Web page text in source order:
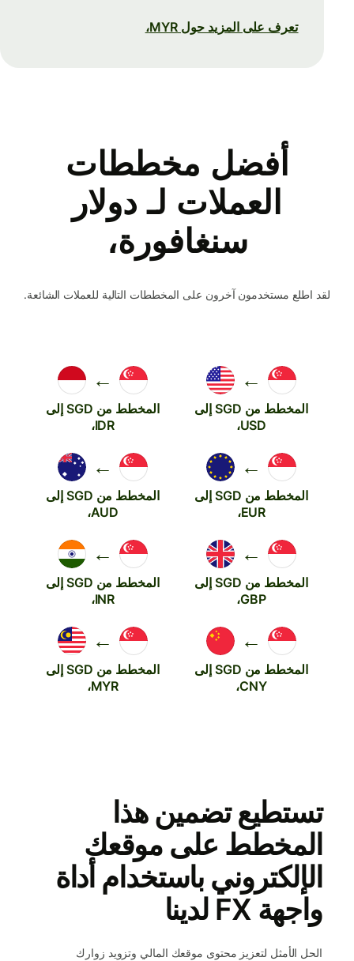
تعرف على المزيد حول MYR،
أفضل مخططات
العملات لـ دولار
سنغافورة،
لقد اطلع مستخدمون آخرون على المخططات التالية للعملات الشائعة.
←
المخطط من SGD إلى
USD،
←
المخطط من SGD إلى
IDR،
←
المخطط من SGD إلى
EUR،
←
المخطط من SGD إلى
AUD،
←
المخطط من SGD إلى
GBP،
←
المخطط من SGD إلى
INR،
←
المخطط من SGD إلى
CNY،
←
المخطط من SGD إلى
MYR،
تستطيع تضمين هذا
المخطط على موقعك
الإلكتروني باستخدام أداة
واجهة FX لدينا
الحل الأمثل لتعزيز محتوى موقعك المالي وتزويد زوارك